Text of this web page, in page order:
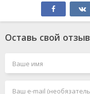
Оставь свой отзыв